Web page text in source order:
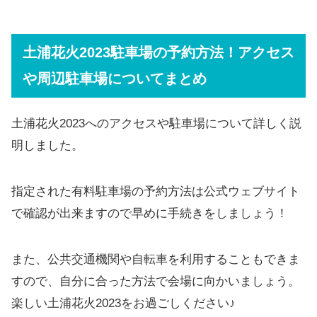
土浦花火2023駐車場の予約方法！アクセス
や周辺駐車場についてまとめ
土浦花火2023へのアクセスや駐車場について詳しく説
明しました。
指定された有料駐車場の予約方法は公式ウェブサイト
で確認が出来ますので早めに手続きをしましょう！
また、公共交通機関や自転車を利用することもできま
すので、自分に合った方法で会場に向かいましょう。
楽しい土浦花火2023をお過ごしください♪